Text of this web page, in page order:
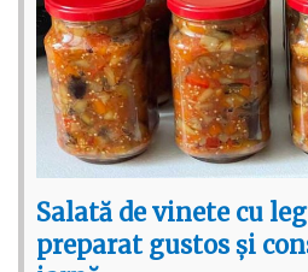
Salată de vinete cu
preparat gustos și